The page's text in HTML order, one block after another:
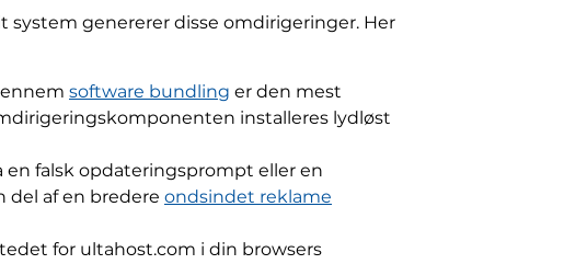
genererer disse omdirigeringer. Her
software bundling er den mest
installeres lydløst
en falsk opdateringsprompt eller en
del af en bredere ondsindet reklame
for ultahost.com i din browsers